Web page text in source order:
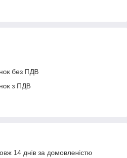
без ПДВ
з ПДВ
14 днів за домовленістю